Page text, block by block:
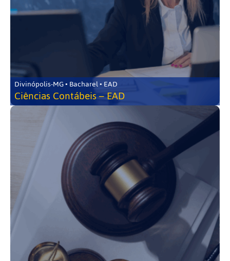
Divinópolis-MG • Bacharel • EAD
Ciências Contábeis – EAD